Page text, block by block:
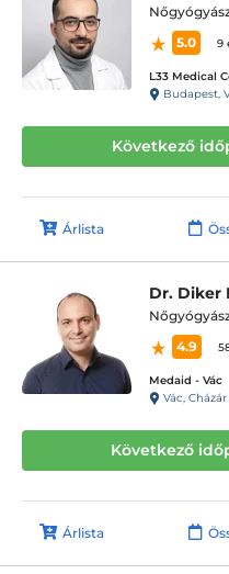
5.0
9
L33 Medical
Budapest,
Következő
Árlista
Dr. Diker
4.9
Medaid - Vác
Vác,
Következő
Árlista